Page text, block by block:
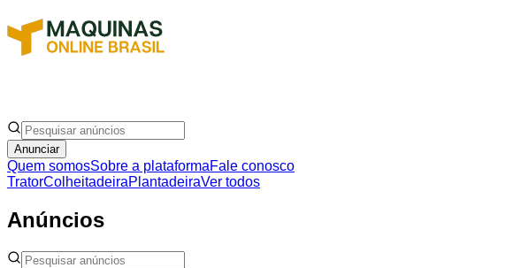
Anunciar
Quem somosSobre a plataformaFale conosco
TratorColheitadeiraPlantadeiraVer todos
Anúncios